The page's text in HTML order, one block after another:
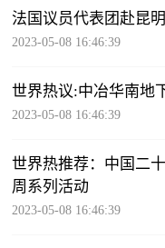
法国议员代表团赴昆
2023-05-08 16:46:39
世界热议:中冶华南地
2023-05-08 16:46:39
世界热推荐：中国二
周系列活动
2023-05-08 16:46:39